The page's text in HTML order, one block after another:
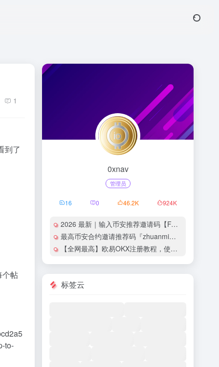
1
到了
个帖
to-
0xnav
管理员
16 0 46.2K 924K
2026 最新｜输入币安推荐邀请码【FANXIAN】折 20% 手续费+ 6 大优惠
最高币安合约邀请推荐码『zhuanmi』，享20%返佣+600U新人礼，新人请勿错过！
【全网最高】欧易OKX注册教程，使用邀请码『50253981』享手续费返佣
标签云